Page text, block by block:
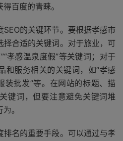
百度的青睐。
的关键环节。要根据孝感市
择合适的关键词。对于旅业，可
孝感温泉度假”等关键词；对于
和服务相关的关键词，如“孝感
装批发”等。在网站的标题、描
键词，但要注意避免关键词堆
。
排名的重要手段。可以通过与孝